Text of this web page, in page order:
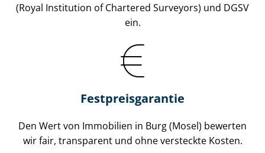
(Royal Institution of Chartered Surveyors) und DGSV
ein.
Festpreis​garantie
Den Wert von Immobilien in Burg (Mosel) bewerten
wir fair, transparent und ohne versteckte Kosten.